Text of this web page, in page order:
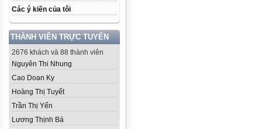
Các ý kiến của tôi
THÀNH VIÊN TRỰC TUYẾN
2676 khách và 88 thành viên
Nguyên Thi Nhung
Cao Doan Ky
Hoàng Thị Tuyết
Trần Thị Yến
Lương Thịnh Bá